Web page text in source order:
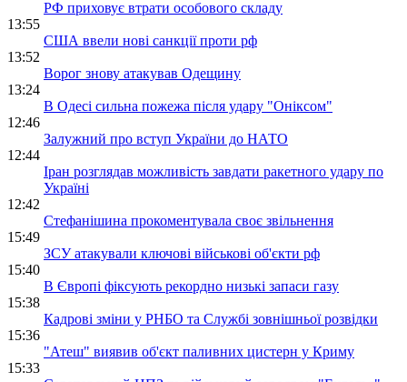
РФ приховує втрати особового складу
13:55
США ввели нові санкції проти рф
13:52
Ворог знову атакував Одещину
13:24
В Одесі сильна пожежа після удару "Оніксом"
12:46
Залужний про вступ України до НАТО
12:44
Іран розглядав можливість завдати ракетного удару по
Україні
12:42
Стефанішина прокоментувала своє звільнення
15:49
ЗСУ атакували ключові військові об'єкти рф
15:40
В Європі фіксують рекордно низькі запаси газу
15:38
Кадрові зміни у РНБО та Службі зовнішньої розвідки
15:36
"Атеш" виявив об'єкт паливних цистерн у Криму
15:33